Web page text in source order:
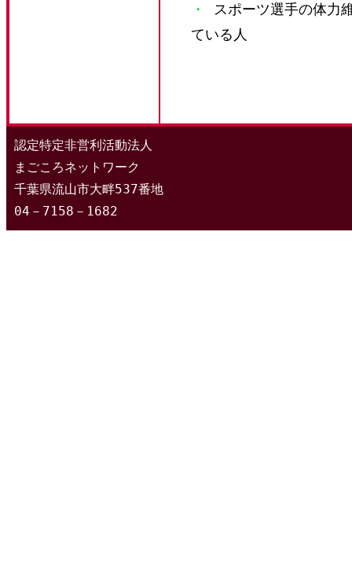
・
スポーツ選手の体力
ている人
認定特定非営利活動法人
まごころネットワーク
千葉県流山市大畔537番地
04－7158－1682